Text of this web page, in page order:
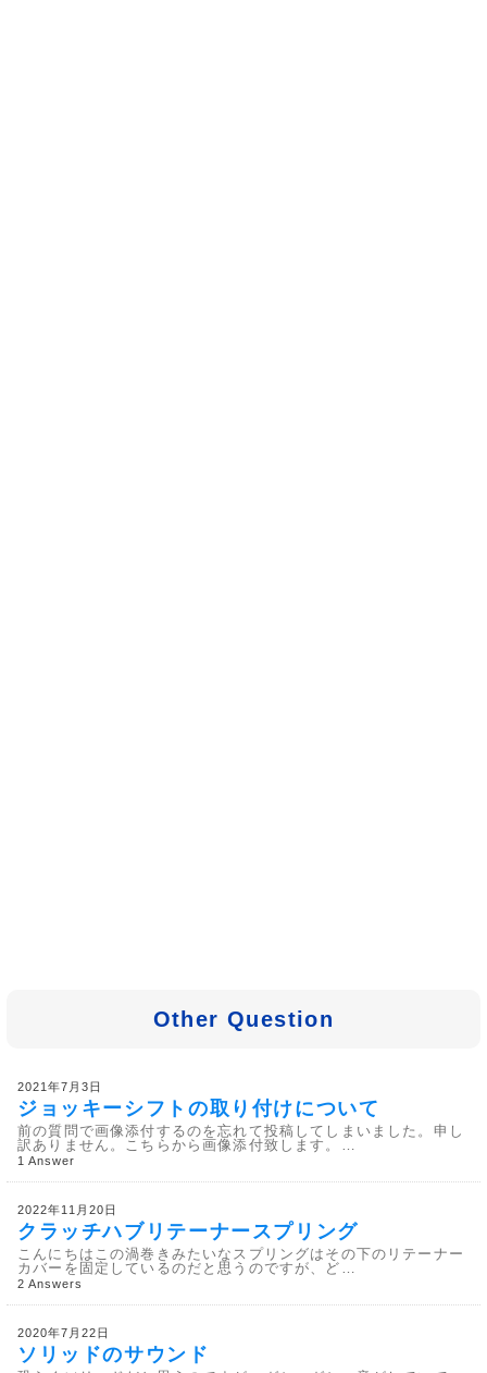
Other Question
2021年7月3日
ジョッキーシフトの取り付けについて
前の質問で画像添付するのを忘れて投稿してしまいました。申し
訳ありません。こちらから画像添付致します。…
1 Answer
2022年11月20日
クラッチハブリテーナースプリング
こんにちはこの渦巻きみたいなスプリングはその下のリテーナー
カバーを固定しているのだと思うのですが、ど…
2 Answers
2020年7月22日
ソリッドのサウンド